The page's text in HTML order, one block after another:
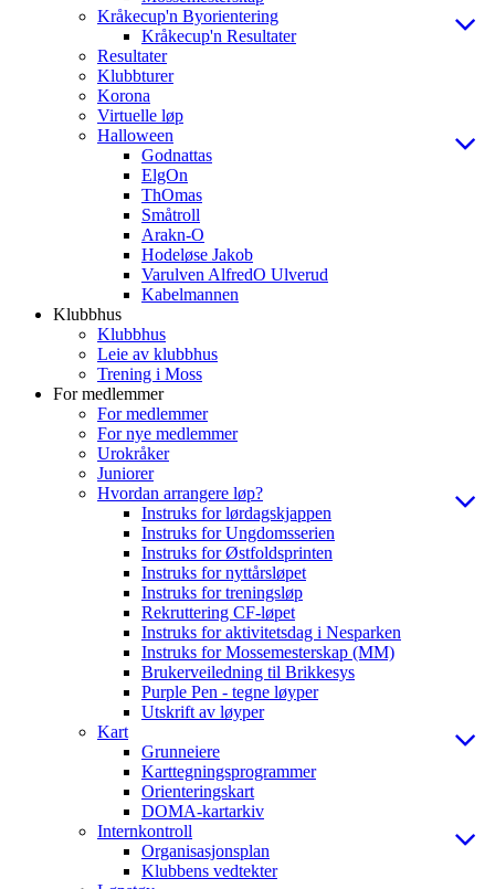
Kråkecup'n Byorientering
Kråkecup'n Resultater
Resultater
Klubbturer
Korona
Virtuelle løp
Halloween
Godnattas
ElgOn
ThOmas
Småtroll
Arakn-O
Hodeløse Jakob
Varulven AlfredO Ulverud
Kabelmannen
Klubbhus
Klubbhus
Leie av klubbhus
Trening i Moss
For medlemmer
For medlemmer
For nye medlemmer
Urokråker
Juniorer
Hvordan arrangere løp?
Instruks for lørdagskjappen
Instruks for Ungdomsserien
Instruks for Østfoldsprinten
Instruks for nyttårsløpet
Instruks for treningsløp
Rekruttering CF-løpet
Instruks for aktivitetsdag i Nesparken
Instruks for Mossemesterskap (MM)
Brukerveiledning til Brikkesys
Purple Pen - tegne løyper
Utskrift av løyper
Kart
Grunneiere
Karttegningsprogrammer
Orienteringskart
DOMA-kartarkiv
Internkontroll
Organisasjonsplan
Klubbens vedtekter